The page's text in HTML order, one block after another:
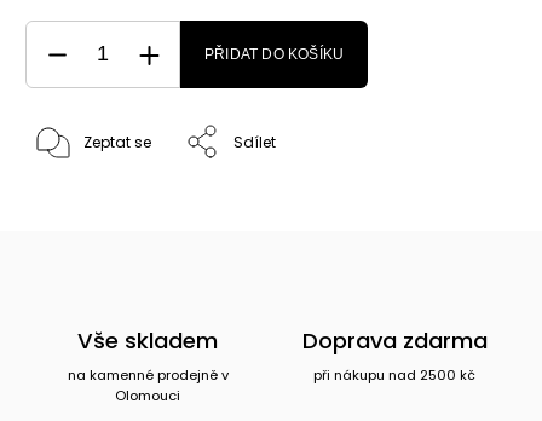
PŘIDAT DO KOŠÍKU
Zeptat se Sdílet
Vše skladem
na kamenné prodejně v
Olomouci
Doprava zdarma
při nákupu nad 2500 kč